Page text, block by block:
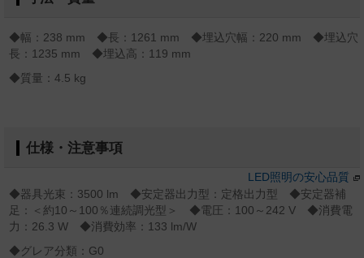
◆幅：238 mm ◆長：1261 mm ◆埋込穴幅：220 mm ◆埋込穴
長：1235 mm ◆埋込高：119 mm
◆質量：4.5 kg
仕様・注意事項
LED照明の安心品質
◆器具光束：3500 lm ◆安定器出力型：定格出力型 ◆安定器補
足：＜約10～100％連続調光型＞ ◆電圧：100～242 V ◆消費電
力：26.3 W ◆消費効率：133 lm/W
◆グレア分類：G0